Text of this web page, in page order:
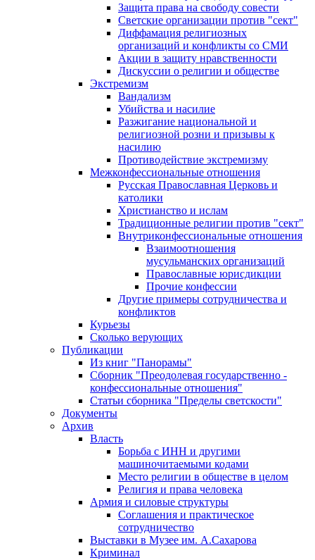
Защита права на свободу совести
Светские организации против "сект"
Диффамация религиозных
организаций и конфликты со СМИ
Акции в защиту нравственности
Дискуссии о религии и обществе
Экстремизм
Вандализм
Убийства и насилие
Разжигание национальной и
религиозной розни и призывы к
насилию
Противодействие экстремизму
Межконфессиональные отношения
Русская Православная Церковь и
католики
Христианство и ислам
Традиционные религии против "сект"
Внутриконфессиональные отношения
Взаимоотношения
мусульманских организаций
Православные юрисдикции
Прочие конфессии
Другие примеры сотрудничества и
конфликтов
Курьезы
Сколько верующих
Публикации
Из книг "Панорамы"
Сборник "Преодолевая государственно -
конфессиональные отношения"
Статьи сборника "Пределы светскости"
Документы
Архив
Власть
Борьба с ИНН и другими
машиночитаемыми кодами
Место религии в обществе в целом
Религия и права человека
Армия и силовые структуры
Соглашения и практическое
сотрудничество
Выставки в Музее им. А.Сахарова
Криминал